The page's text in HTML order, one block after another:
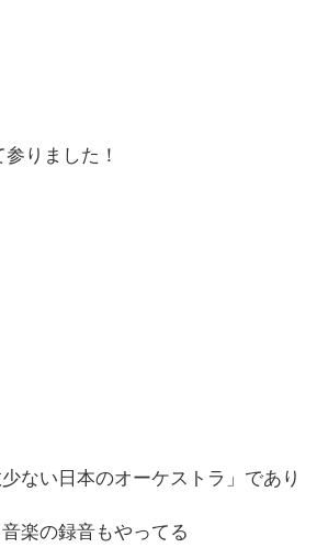
りました！
ない日本のオーケストラ」であり
楽の録音もやってる